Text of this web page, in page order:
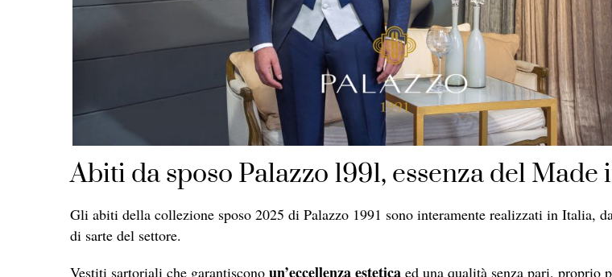
Abiti da sposo Palazzo 1991, essenza del Made
Gli abiti della collezione sposo 2025 di Palazzo 1991 sono interamente realizzati in Italia,
di sarte del settore.
Vestiti sartoriali che garantiscono un’eccellenza estetica ed una qualità senza pari, proprio